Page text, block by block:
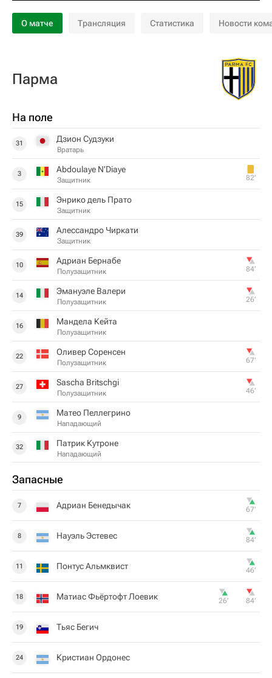
О матче Трансляция Статистика Новости
Парма
На поле
31 Дзион Судзуки
Вратарь
3 Abdoulaye N'Diaye
Защитник 82‎’‎
15 Энрико дель Прато
Защитник
39 Алессандро Чиркати
Защитник
10 Адриан Бернабе
Полузащитник 84‎’‎
14 Эмануэле Валери
Полузащитник 26‎’‎
16 Мандела Кейта
Полузащитник
22 Оливер Соренсен
Полузащитник 67‎’‎
27 Sascha Britschgi
Полузащитник 46‎’‎
9 Матео Пеллегрино
Нападающий
32 Патрик Кутроне
Нападающий
Запасные
7 Адриан Бенедычак 67‎’‎
8 Науэль Эстевес 84‎’‎
11 Понтус Альмквист 46‎’‎
18 Матиас Фьёртофт Лоевик 26‎’‎ 84‎’‎
19 Тьяс Бегич
24 Кристиан Ордонес